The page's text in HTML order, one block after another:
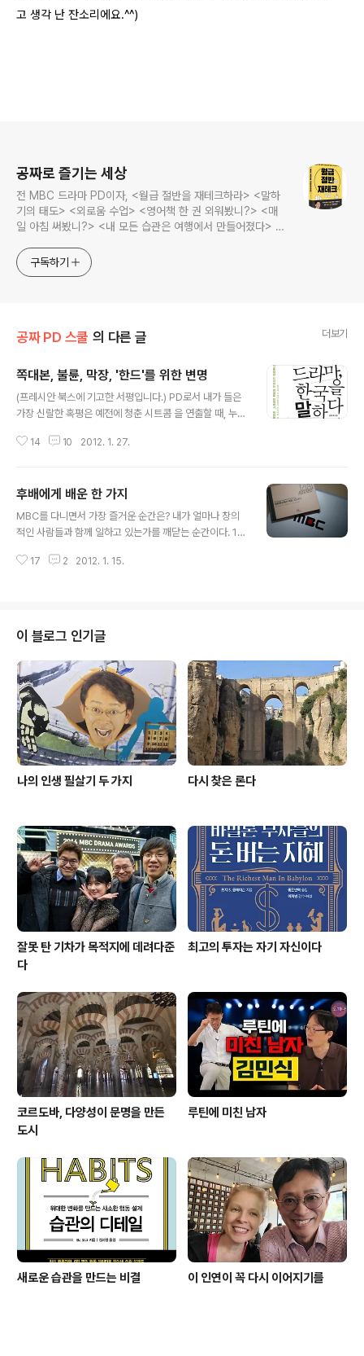
고 생각 난 잔소리에요.^^)
공짜로 즐기는 세상
전 MBC 드라마 PD이자, <월급 절반을 재테크하라> <말하
기의 태도> <외로움 수업> <영어책 한 권 외워봤니?> <매
일 아침 써봤니?> <내 모든 습관은 여행에서 만들어졌다> <
로그입니다.
구독하기
공짜 PD 스쿨 의 다른 글 더보기
쪽대본, 불륜, 막장, '한드'를 위한 변명
(프레시안 북스에 기고한 서평입니다.) PD로서 내가 들은
가장 신랄한 혹평은 예전에 청춘 시트콤 을 연출할 때, 누군
콤 마니아며, 미국 시트콤 의 열렬한 팬이라고 하면서 왜 정
연출'이라고 자부하는 나는 바로 댓글을 달았다. "미국의
는 1년에 24편 만듭니다. 은 일일 시트콤이라 1년에 200
편 넘게 만들고요. 편당 제작비는 수십억이고요, 저희는 편
들어보라고 하세요. 쉽지 않을 걸요?" 이런 후안무치한 소
14 10 2012. 1. 27.
후배에게 배운 한 가지
MBC를 다니면서 가장 즐거운 순간은? 내가 얼마나 창의
적인 사람들과 함께 일하고 있는가를 깨닫는 순간이다. 15
의 전율은 잊은 적이 없다. 필기와 면접을 거쳐 실무 평가까
이나 모니터링 토론은 처음이었다. 그래서 같은 조원들의
발표가 신기하기만 했다. '우와! 다들 진짜 잘한다.' 입사하
고 나서 합격자의 면면을 둘러보며 생각했다. '어떻게 그 사
람이 떨어졌을까 싶은 사람은 있어도, 어떻게 저 사람이 들
어왔을까 싶은 사람은 없다.' MBC 드라마국 후배 중에 임
찬이라는 친구가 있..
17 2 2012. 1. 15.
이 블로그 인기글
나의 인생 필살기 두 가지 다시 찾은 론다
잘못 탄 기차가 목적지에 데려다준
다
최고의 투자는 자기 자신이다
코르도바, 다양성이 문명을 만든
도시
루틴에 미친 남자
새로운 습관을 만드는 비결 이 인연이 꼭 다시 이어지기를